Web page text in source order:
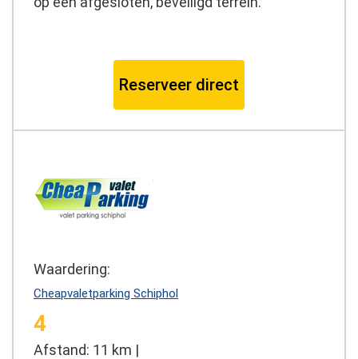
Reserveer direct
Waardering:
Cheapvaletparking Schiphol
4
Afstand: 11 km |